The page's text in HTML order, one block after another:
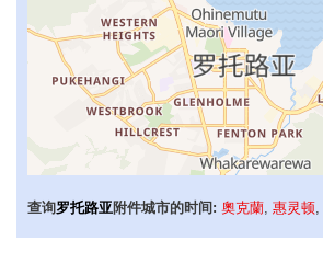
查询罗托路亚附件城市的时间: 奧克蘭, 惠灵顿,